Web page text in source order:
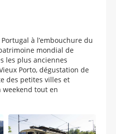
à l’embouchure du
mondial de
les plus anciennes
Porto, dégustation de
des petites villes et
tout en